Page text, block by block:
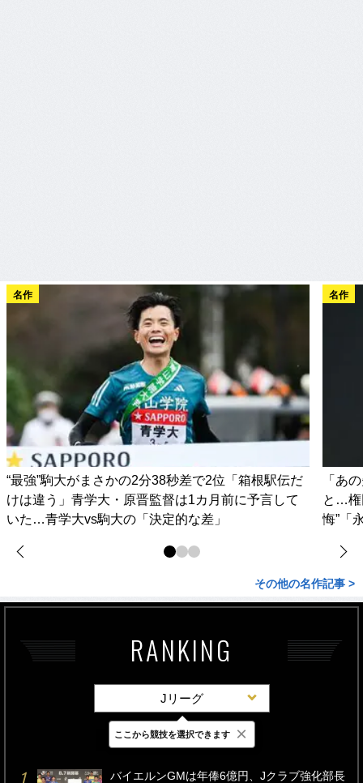
名作
“最強”駒大がまさかの2分38秒差で2位「箱根駅伝だ
けは違う」青学大・原晋監督は1カ月前に予言して
いた…青学大vs駒大の「決定的な差」
名作
「あ
と…権
悔”「
その他の名作記事 >
RANKING
Jリーグ
最新 24時間 週間
バイエルンGMは年俸6億円、Jクラブ強化部長
ここから競技を選択できます ×